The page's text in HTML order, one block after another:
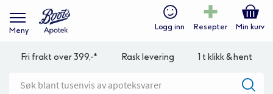
Meny Logg inn Resepter Min kurv
Fri frakt over 399,-* Rask levering 1 t klikk & hent